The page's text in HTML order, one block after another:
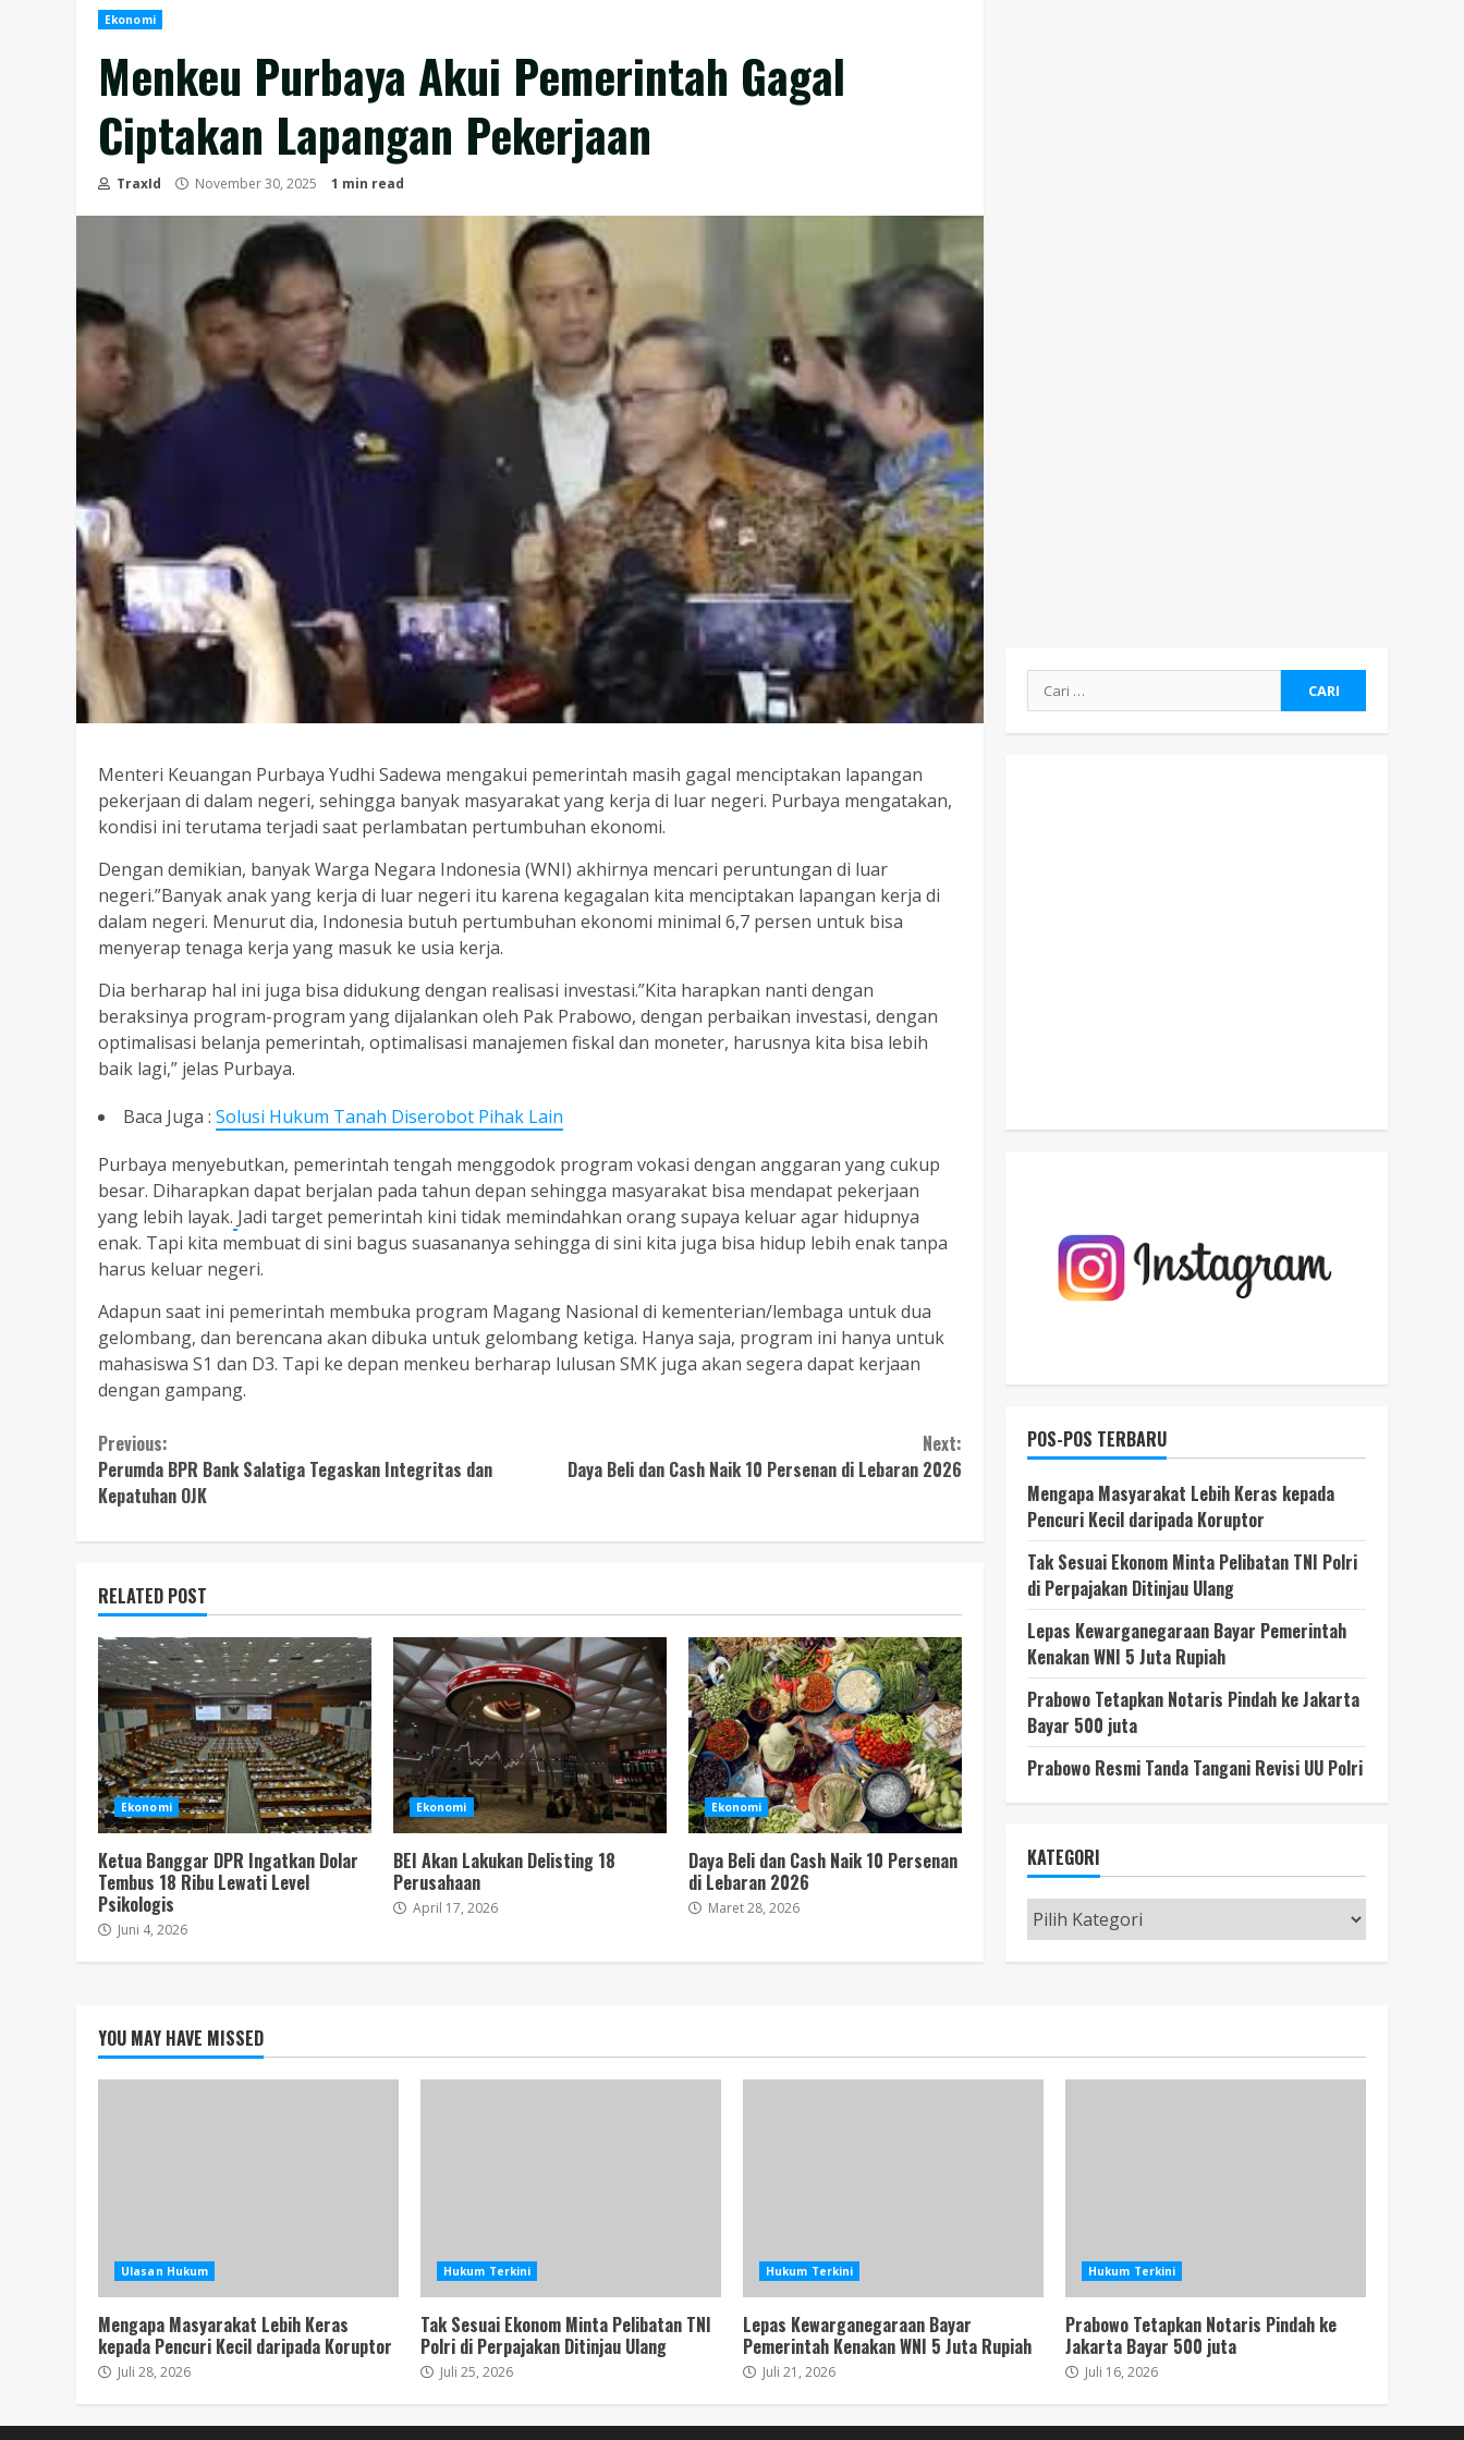
Ekonomi
Menkeu Purbaya Akui Pemerintah Gagal
Ciptakan Lapangan Pekerjaan
TraxId November 30, 2025 1 min read
Menteri Keuangan Purbaya Yudhi Sadewa mengakui pemerintah masih gagal menciptakan lapangan
pekerjaan di dalam negeri, sehingga banyak masyarakat yang kerja di luar negeri. Purbaya mengatakan,
kondisi ini terutama terjadi saat perlambatan pertumbuhan ekonomi.
Dengan demikian, banyak Warga Negara Indonesia (WNI) akhirnya mencari peruntungan di luar
negeri.”Banyak anak yang kerja di luar negeri itu karena kegagalan kita menciptakan lapangan kerja di
dalam negeri. Menurut dia, Indonesia butuh pertumbuhan ekonomi minimal 6,7 persen untuk bisa
menyerap tenaga kerja yang masuk ke usia kerja.
Dia berharap hal ini juga bisa didukung dengan realisasi investasi.”Kita harapkan nanti dengan
beraksinya program-program yang dijalankan oleh Pak Prabowo, dengan perbaikan investasi, dengan
optimalisasi belanja pemerintah, optimalisasi manajemen fiskal dan moneter, harusnya kita bisa lebih
baik lagi,” jelas Purbaya.
Baca Juga : Solusi Hukum Tanah Diserobot Pihak Lain
Purbaya menyebutkan, pemerintah tengah menggodok program vokasi dengan anggaran yang cukup
besar. Diharapkan dapat berjalan pada tahun depan sehingga masyarakat bisa mendapat pekerjaan
yang lebih layak. Jadi target pemerintah kini tidak memindahkan orang supaya keluar agar hidupnya
enak. Tapi kita membuat di sini bagus suasananya sehingga di sini kita juga bisa hidup lebih enak tanpa
harus keluar negeri.
Adapun saat ini pemerintah membuka program Magang Nasional di kementerian/lembaga untuk dua
gelombang, dan berencana akan dibuka untuk gelombang ketiga. Hanya saja, program ini hanya untuk
mahasiswa S1 dan D3. Tapi ke depan menkeu berharap lulusan SMK juga akan segera dapat kerjaan
dengan gampang.
Continue
Reading
Previous:
Perumda BPR Bank Salatiga Tegaskan Integritas dan
Kepatuhan OJK
Next:
Daya Beli dan Cash Naik 10 Persenan di Lebaran 2026
RELATED POST
Ekonomi
Ketua Banggar DPR Ingatkan Dolar
Tembus 18 Ribu Lewati Level
Psikologis
Juni 4, 2026
Ekonomi
BEI Akan Lakukan Delisting 18
Perusahaan
April 17, 2026
Ekonomi
Daya Beli dan Cash Naik 10 Persenan
di Lebaran 2026
Maret 28, 2026
Cari
untuk:
POS-POS TERBARU
Mengapa Masyarakat Lebih Keras kepada
Pencuri Kecil daripada Koruptor
Tak Sesuai Ekonom Minta Pelibatan TNI Polri
di Perpajakan Ditinjau Ulang
Lepas Kewarganegaraan Bayar Pemerintah
Kenakan WNI 5 Juta Rupiah
Prabowo Tetapkan Notaris Pindah ke Jakarta
Bayar 500 juta
Prabowo Resmi Tanda Tangani Revisi UU Polri
KATEGORI
Kategori
YOU MAY HAVE MISSED
Ulasan Hukum
Mengapa Masyarakat Lebih Keras
kepada Pencuri Kecil daripada Koruptor
Juli 28, 2026
Hukum Terkini
Tak Sesuai Ekonom Minta Pelibatan TNI
Polri di Perpajakan Ditinjau Ulang
Juli 25, 2026
Hukum Terkini
Lepas Kewarganegaraan Bayar
Pemerintah Kenakan WNI 5 Juta Rupiah
Juli 21, 2026
Hukum Terkini
Prabowo Tetapkan Notaris Pindah ke
Jakarta Bayar 500 juta
Juli 16, 2026